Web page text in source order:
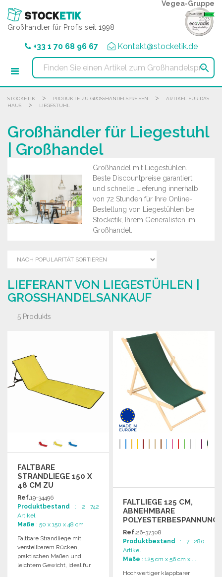
Großhändler für Profis seit 1998
Vegea-Gruppe
+33 1 70 68 96 67 Kontakt@stocketik.de

STOCKETIK > PRODUKTE ZU GROSSHANDELSPREISEN >
ARTIKEL FÜR DAS
HAUS
> LIEGESTUHL
Großhändler für Liegestuhl
| Großhandel
Großhandel mit Liegestühlen.
Beste Discountpreise garantiert
und schnelle Lieferung innerhalb
von 72 Stunden für Ihre Online-
Bestellung von Liegestühlen bei
Stocketik, Ihrem Generalisten im
Großhandel.
LIEFERANT VON LIEGESTÜHLEN |
GROSSHANDELSANKAUF
5 Produkts
FALTBARE
STRANDLIEGE 150 X
48 CM ZU
GROSSHANDELSPREISEN
Ref.19-34496
Produktbestand : 2 742
Artikel
Maße : 50 x 150 x 48 cm
Faltbare Strandliege mit
verstellbarem Rücken,
praktischen Maßen und
leichtem Gewicht, ideal für
FALTLIEGE 125 CM,
ABNEHMBARE
POLYESTERBESPANNUNG
Ref.26-37308
Produktbestand : 7 280
Artikel
Maße : 125 cm x 56 cm x ...
Hochwertiger klappbarer